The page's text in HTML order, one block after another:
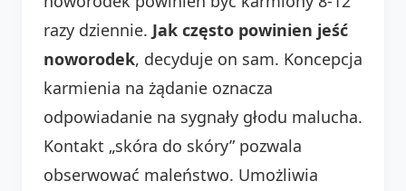
razy dziennie. Jak często powinien jeść
noworodek, decyduje on sam. Koncepcja
karmienia na żądanie oznacza
odpowiadanie na sygnały głodu malucha.
Kontakt „skóra do skóry” pozwala
obserwować maleństwo. Umożliwia